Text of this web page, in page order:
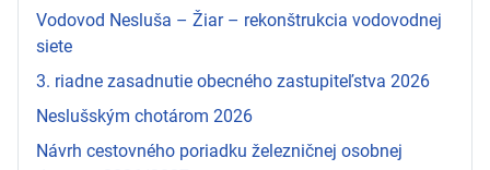
Vodovod Nesluša – Žiar – rekonštrukcia vodovodnej
siete
3. riadne zasadnutie obecného zastupiteľstva 2026
Neslušským chotárom 2026
Návrh cestovného poriadku železničnej osobnej